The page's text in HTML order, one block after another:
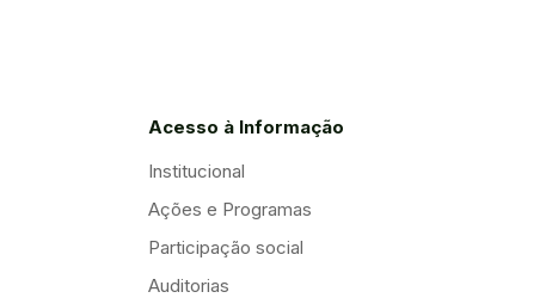
Acesso à Informação
Institucional
Ações e Programas
Participação social
Auditorias